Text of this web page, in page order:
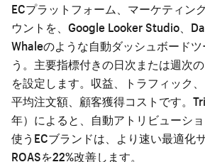
ECプラットフォーム、マーケティン
ウントを、Google Looker Studio、
Whaleのような自動ダッシュボード
う。主要指標付きの日次または週次
を設定します。収益、トラフィック、
平均注文額、顧客獲得コストです。
年）によると、自動アトリビューシ
使うECブランドは、より速い最適化
ROASを22%改善します。